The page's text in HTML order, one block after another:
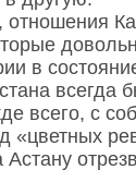
отношения
в
всегда
всего, с
«цветных
Астану